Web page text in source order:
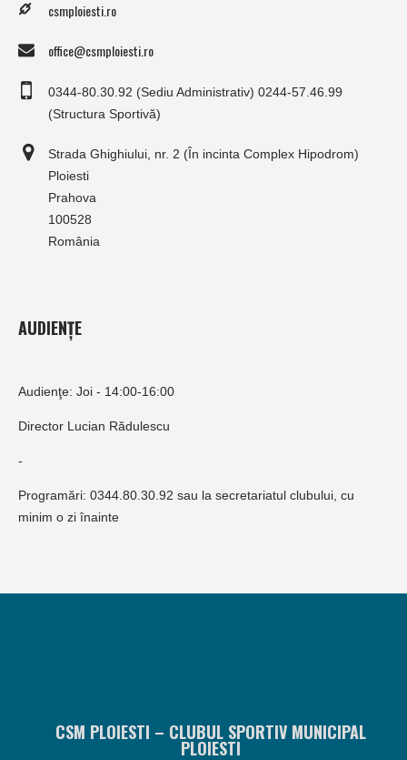
csmploiesti.ro
office@csmploiesti.ro
0344-80.30.92 (Sediu Administrativ) 0244-57.46.99
(Structura Sportivă)
Strada Ghighiului, nr. 2 (În incinta Complex Hipodrom)
Ploiesti
Prahova
100528
România
AUDIENȚE
Audienţe: Joi - 14:00-16:00
Director Lucian Rădulescu
-
Programări: 0344.80.30.92 sau la secretariatul clubului, cu
minim o zi înainte
CSM PLOIESTI – CLUBUL SPORTIV MUNICIPAL
PLOIESTI